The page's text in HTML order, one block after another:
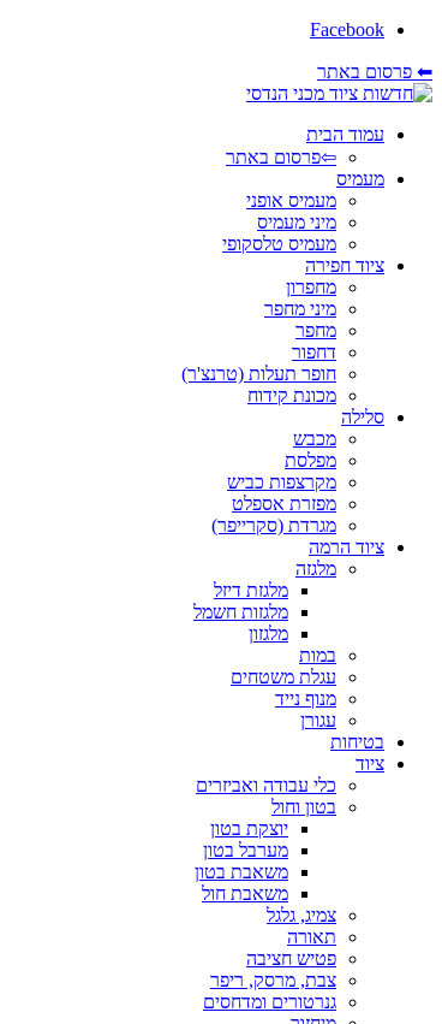
Facebook
⬅ פרסום באתר
עמוד הבית
⇦פרסום באתר
מעמיס
מעמיס אופני
מיני מעמיס
מעמיס טלסקופי
ציוד חפירה
מחפרון
מיני מחפר
מחפר
דחפור
חופר תעלות (טרנצ'ר)
מכונת קידוח
סלילה
מכבש
מפלסת
מקרצפות כביש
מפזרת אספלט
מגרדת (סקרייפר)
ציוד הרמה
מלגזה
מלגזת דיזל
מלגזות חשמל
מלגזון
במות
עגלת משטחים
מנוף נייד
עגורן
בטיחות
ציוד
כלי עבודה ואביזרים
בטון וחול
יוצקת בטון
מערבל בטון
משאבת בטון
משאבת חול
צמיג, גלגל
תאורה
פטיש חציבה
צבת, מרסק, ריפר
גנרטורים ומדחסים